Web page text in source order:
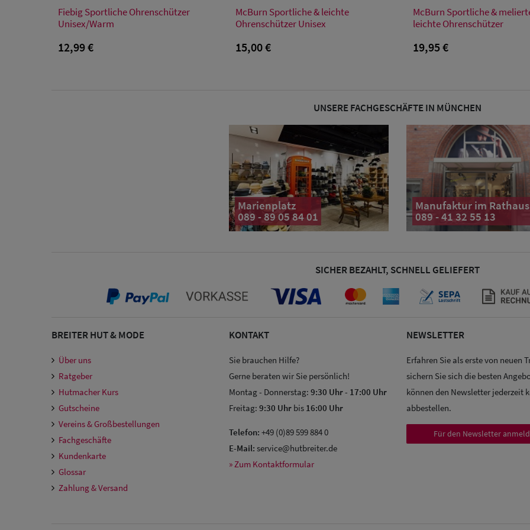
Einheitsgröße
Fiebig Sportliche Ohrenschützer
Unisex/Warm
12,99 €
Einheitsgröße
McBurn Sportliche & leichte
Ohrenschützer Unisex
15,00 €
Einheitsgröße
McBurn Sportliche &
leichte Ohrenschützer
19,95 €
UNSERE FACHGESCHÄFTE IN MÜNCHEN
Marienplatz
089 - 89 05 84 01
Manufaktur im Rathaus
089 - 41 32 55 13
SICHER BEZAHLT, SCHNELL GELIEFERT
BREITER HUT & MODE
Über uns
Ratgeber
Hutmacher Kurs
Gutscheine
Vereins & Großbestellungen
Fachgeschäfte
Kundenkarte
Glossar
Zahlung & Versand
KONTAKT
Sie brauchen Hilfe?
Gerne beraten wir Sie persönlich!
Montag - Donnerstag: 9:30 Uhr- 17:00 Uhr
Freitag: 9:30 Uhr bis 16:00 Uhr
Telefon: +49 (0)89 599 884 0
E-Mail: service@hutbreiter.de
» Zum Kontaktformular
NEWSLETTER
Erfahren Sie als erste von neuen
sichern Sie sich die besten
können den Newsletter jederzeit
abbestellen.
Für den Newsletter